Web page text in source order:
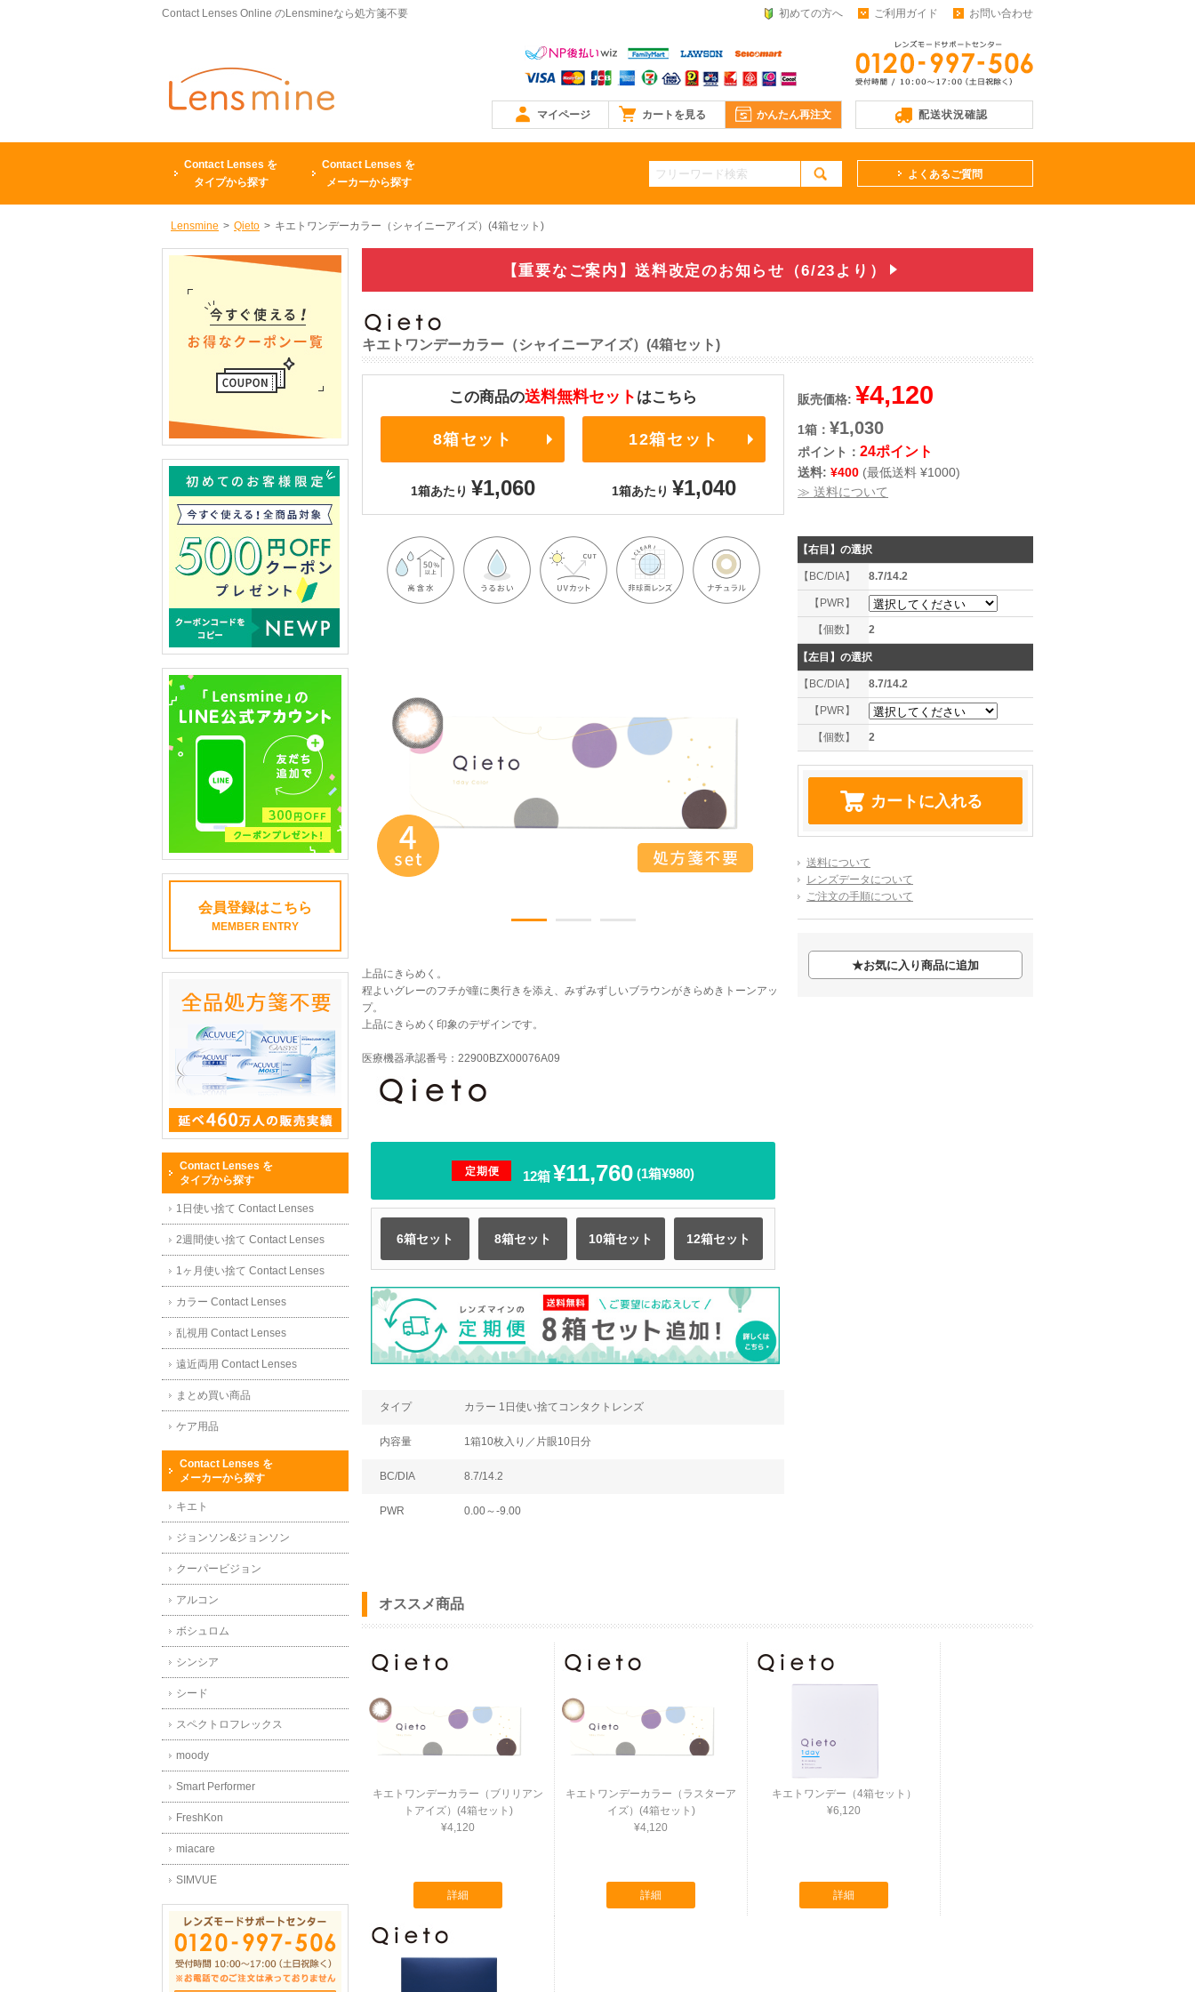
Contact Lenses Online のLensmineなら処方箋不要 初めての方へ ご利用ガイド お問い合わせ
かんたん再注文
カートを見る
マイページ 配送状況確認
Contact Lenses を
タイプから探す
Contact Lenses を
メーカーから探す
よくあるご質問
Lensmine > Qieto > キエトワンデーカラー（シャイニーアイズ）(4箱セット)
【重要なご案内】送料改定のお知らせ（6/23より）
キエトワンデーカラー（シャイニーアイズ）(4箱セット)
この商品の送料無料セット はこちら
8箱セット
1箱あたり ¥1,060
12箱セット
1箱あたり ¥1,040
上品にきらめく。
程よいグレーのフチが瞳に奥行きを添え、みずみずしいブラウンがきらめきトーンアッ
プ。
上品にきらめく印象のデザインです。
医療機器承認番号：22900BZX00076A09
定期便 12箱¥11,760 (1箱¥980)
6箱セット 8箱セット 10箱セット 12箱セット
タイプ カラー 1日使い捨てコンタクトレンズ
内容量 1箱10枚入り／片眼10日分
BC/DIA 8.7/14.2
PWR 0.00～-9.00
販売価格: ¥4,120
1箱： ¥1,030
ポイント： 24ポイント
送料: ¥400 (最低送料 ¥1000)
≫ 送料について
【右目】 の選択
【BC/DIA】 8.7/14.2
【PWR】
【個数】 2
【左目】 の選択
【BC/DIA】 8.7/14.2
【PWR】
【個数】 2
送料について
レンズデータについて
ご注文の手順について
★お気に入り商品に追加
オススメ商品
キエトワンデーカラー（ブリリアン
トアイズ）(4箱セット)
¥4,120
詳細
キエトワンデーカラー（ラスターア
イズ）(4箱セット)
¥4,120
詳細
キエトワンデー（4箱セット）
¥6,120
詳細
会員登録はこちら
MEMBER ENTRY
Contact Lenses を
タイプから探す
1日使い捨て Contact Lenses
2週間使い捨て Contact Lenses
1ヶ月使い捨て Contact Lenses
カラー Contact Lenses
乱視用 Contact Lenses
遠近両用 Contact Lenses
まとめ買い商品
ケア用品
Contact Lenses を
メーカーから探す
キエト
ジョンソン&ジョンソン
クーパービジョン
アルコン
ボシュロム
シンシア
シード
スペクトロフレックス
moody
Smart Performer
FreshKon
miacare
SIMVUE